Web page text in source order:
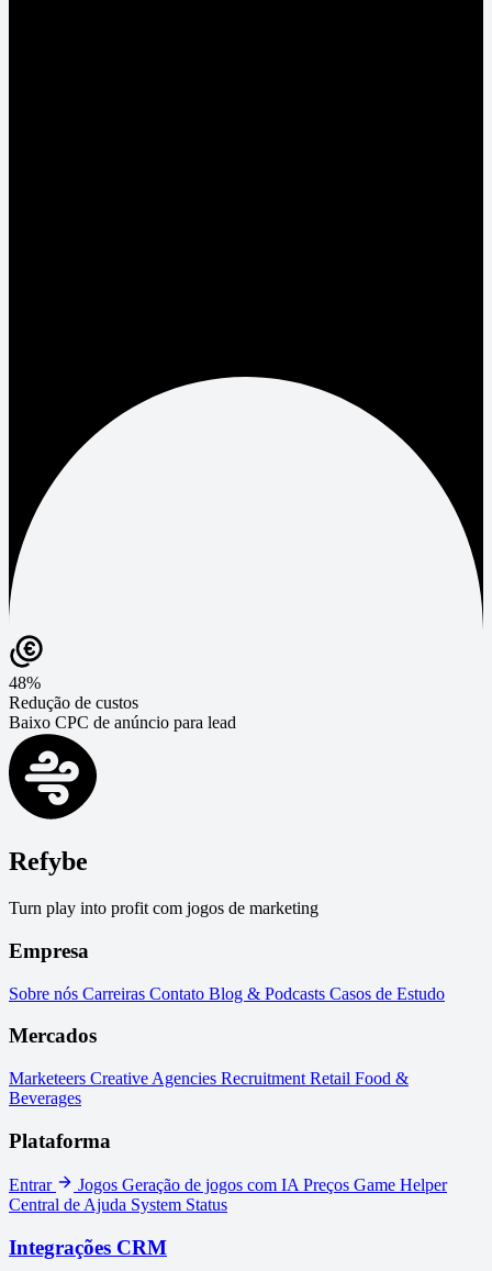
48%
Redução de custos
Baixo CPC de anúncio para lead
Refybe
Turn play into profit com jogos de marketing
Empresa
Sobre nós Carreiras Contato Blog & Podcasts Casos de Estudo
Mercados
Marketeers Creative Agencies Recruitment Retail Food &
Beverages
Plataforma
Entrar Jogos Geração de jogos com IAPreços Game Helper
Central de Ajuda System Status
Integrações CRM